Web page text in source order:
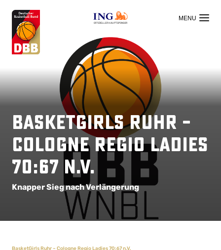
OFFIZIELLER HAUPTSPONSOR
BasketGirls Ruhr –
Cologne Regio Ladies
70:67 n.V.
Knapper Sieg nach Verlängerung
BasketGirls Ruhr – Cologne Regio Ladies 70:67 n.V.